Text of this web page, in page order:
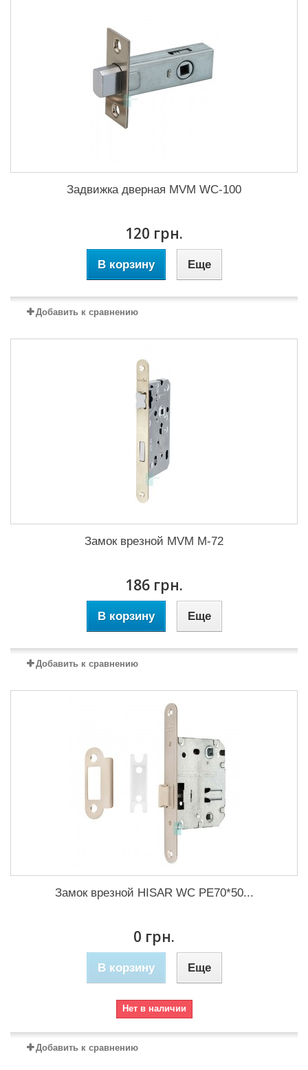
Задвижка дверная MVM WC-100
120 грн.
В корзину Еще
Добавить к сравнению
Замок врезной MVM M-72
186 грн.
В корзину Еще
Добавить к сравнению
Замок врезной HISAR WC PE70*50...
0 грн.
В корзину Еще
Нет в наличии
Добавить к сравнению